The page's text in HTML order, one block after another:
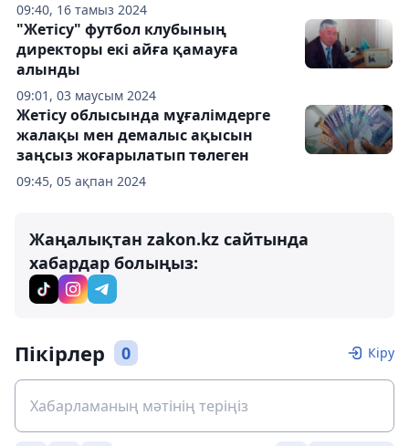
09:40, 16 тамыз 2024
09:01, 03 маусым 2024
"Жетісу" футбол клубының
директоры екі айға қамауға
алынды
09:45, 05 ақпан 2024
Жетісу облысында мұғалімдерге
жалақы мен демалыс ақысын
заңсыз жоғарылатып төлеген
Жаңалықтан zakon.kz сайтында
хабардар болыңыз:
Пікірлер 0 Кіру